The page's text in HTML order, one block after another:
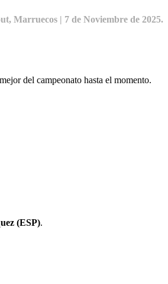
Marruecos | 7 de Noviembre de 2025.
del campeonato hasta el momento.
(ESP).